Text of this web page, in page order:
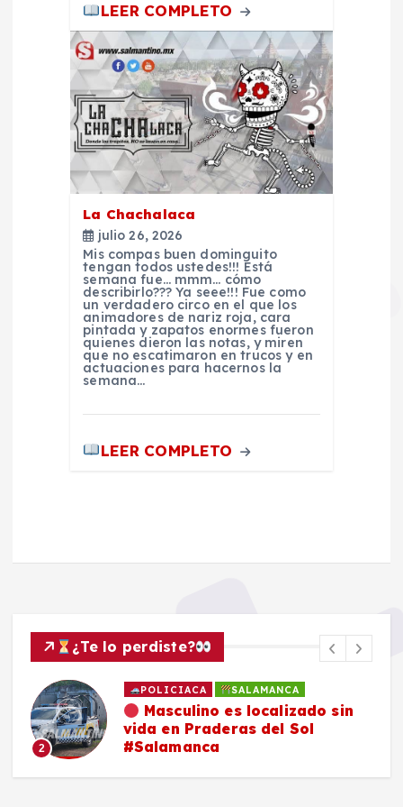
LEER COMPLETO
La Chachalaca
julio 26, 2026
Mis compas buen dominguito
tengan todos ustedes!!! Está
semana fue… mmm… cómo
describirlo??? Ya seee!!! Fue como
un verdadero circo en el que los
animadores de nariz roja, cara
pintada y zapatos enormes fueron
quienes dieron las notas, y miren
que no escatimaron en trucos y en
actuaciones para hacernos la
semana…
LEER COMPLETO
¿Te lo perdiste?
2
POLICIACA SALAMANCA
Masculino es localizado sin
vida en Praderas del Sol
#Salamanca